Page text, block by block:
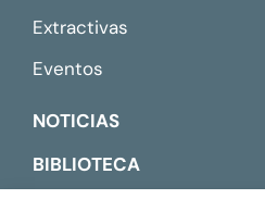
Extractivas
Eventos
NOTICIAS
BIBLIOTECA